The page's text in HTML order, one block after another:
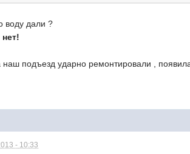
воду дали ?
наш подъезд ударно ремонтировали ,
- 10:33